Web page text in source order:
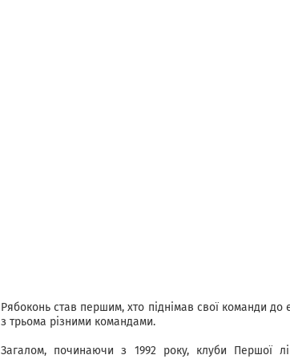
Рябоконь став першим, хто піднімав свої команди до
з трьома різними командами.
Загалом, починаючи з 1992 року, клуби Першої